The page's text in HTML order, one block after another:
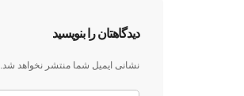
دیدگاهتان را بنویسید
نشانی ایمیل شما منتشر نخواهد شد.